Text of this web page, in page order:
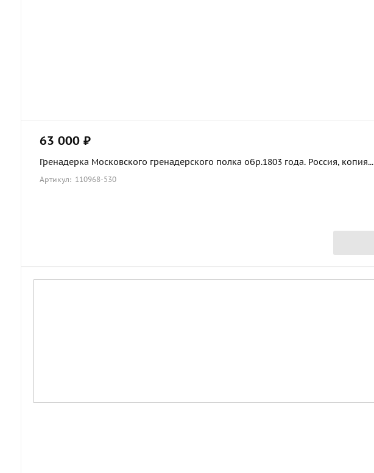
63 000 ₽
Гренадерка Московского гренадерского полка обр.1803 года. Россия, копия...
Артикул: 110968-530